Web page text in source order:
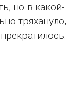
но в какой-
тряхануло,